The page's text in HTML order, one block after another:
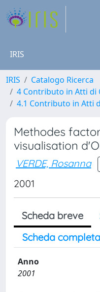
IRIS
IRIS
Catalogo Ricerca
4 Contributo in Atti di
4.1 Contributo in Atti
Methodes
visualisation
VERDE, Rosanna
2001
Scheda breve
Scheda
Anno
2001